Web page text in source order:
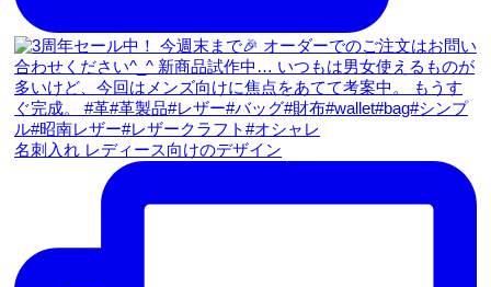
名刺入れ レディース向けのデザイン